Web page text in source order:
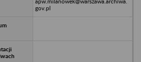
gov.pl